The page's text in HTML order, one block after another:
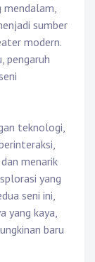
mendalam,
sumber
modern.
pengaruh
teknologi,
menarik
yang
seni ini,
yang kaya,
baru